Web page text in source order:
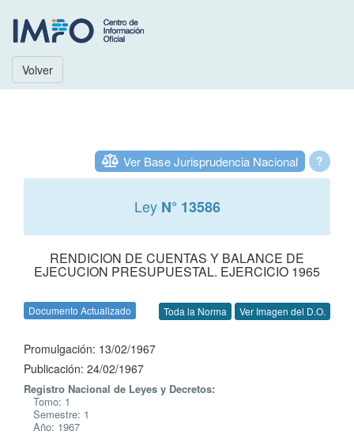
Volver
?
Ver Base Jurisprudencia Nacional
Ley N° 13586
RENDICION DE CUENTAS Y BALANCE DE
EJECUCION PRESUPUESTAL. EJERCICIO 1965
Documento Actualizado Toda la Norma Ver Imagen del D.O.
Promulgación: 13/02/1967
Publicación: 24/02/1967
Registro Nacional de Leyes y Decretos:
Tomo: 1
Semestre: 1
Año: 1967